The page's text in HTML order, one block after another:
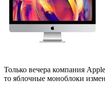
Только вечера компания
то яблочные моноблоки